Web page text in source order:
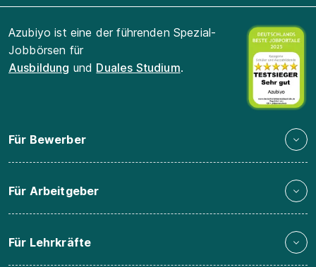
Azubiyo ist eine der führenden Spezial-
Jobbörsen für
Ausbildung und Duales Studium.
Für Bewerber
Für Arbeitgeber
Für Lehrkräfte